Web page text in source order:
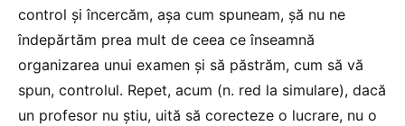
control și încercăm, așa cum spuneam, șă nu ne
îndepărtăm prea mult de ceea ce înseamnă
organizarea unui examen și să păstrăm, cum să vă
spun, controlul. Repet, acum (n. red la simulare), dacă
un profesor nu știu, uită să corecteze o lucrare, nu o